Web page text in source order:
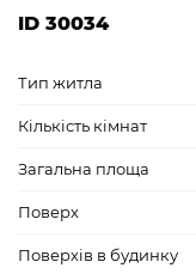
ID 30034
Тип житла
Кількість кімнат
Загальна площа
Поверх
Поверхів в будинку